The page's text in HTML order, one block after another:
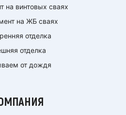
на винтовых сваях
на ЖБ сваях
отделка
отделка
от дождя